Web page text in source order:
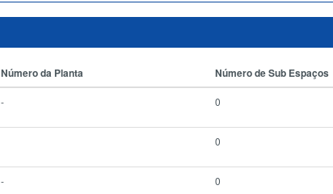
Número da Planta Número de Sub Espaços
- 0
0
- 0